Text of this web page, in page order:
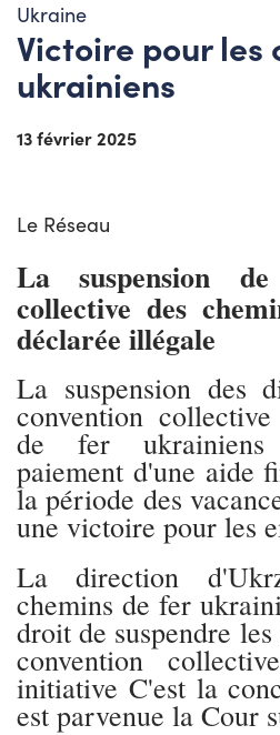
Ukraine
Victoire pour les
ukrainiens
13 février 2025
Le Réseau
La suspension
collective des
déclarée illégale
La suspension des
convention
de fer ukrainiens
paiement d'une aide
la période des
une victoire pour les
La direction
chemins de fer
droit de suspendre
convention
initiative C'est la
est parvenue la Cour